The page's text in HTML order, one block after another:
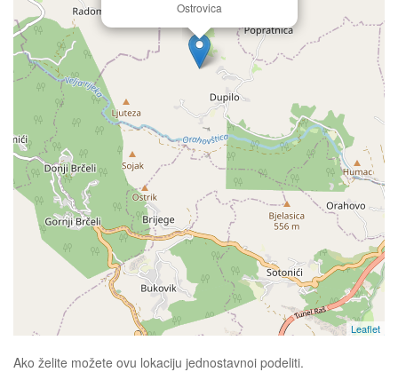
Ostrovica
Leaflet
Ako želite možete ovu lokaciju jednostavnoi podeliti.